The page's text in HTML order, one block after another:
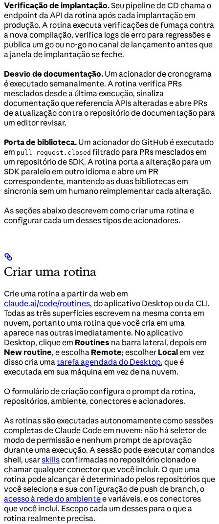
Verificação de implantação.Seu pipeline de CD chama o
endpoint da API da rotina após cada implantação em
produção. A rotina executa verificações de fumaça contra
a nova compilação, verifica logs de erro para regressões e
publica um go ou no-go no canal de lançamento antes que
a janela de implantação se feche.
Desvio de documentação. Um acionador de cronograma
é executado semanalmente. A rotina verifica PRs
mesclados desde a última execução, sinaliza
documentação que referencia APIs alteradas e abre PRs
de atualização contra o repositório de documentação para
um editor revisar.
Porta de biblioteca. Um acionador do GitHub é executado
em pull_request.closed filtrado para PRs mesclados em
um repositório de SDK. A rotina porta a alteração para um
SDK paralelo em outro idioma e abre um PR
correspondente, mantendo as duas bibliotecas em
sincronia sem um humano reimplementar cada alteração.
As seções abaixo descrevem como criar uma rotina e
configurar cada um desses tipos de acionadores.
Criar uma rotina
Crie uma rotina a partir da web em
claude.ai/code/routines, do aplicativo Desktop ou da CLI.
Todas as três superfícies escrevem na mesma conta em
nuvem, portanto uma rotina que você cria em uma
aparece nas outras imediatamente. No aplicativo
Desktop, clique em Routines na barra lateral, depois em
New routine, e escolha Remote; escolher Localem vez
disso cria umatarefa agendada do Desktop, que é
executada em sua máquina em vez de na nuvem.
O formulário de criação configura o prompt da rotina,
repositórios, ambiente, conectores e acionadores.
As rotinas são executadas autonomamente como sessões
completas de Claude Code em nuvem: não há seletor de
modo de permissão e nenhum prompt de aprovação
durante uma execução. A sessão pode executar comandos
shell, usarskillsconfirmadas no repositório clonado e
chamar qualquer conector que você incluir. O que uma
rotina pode alcançar é determinado pelos repositórios que
você seleciona e sua configuração de push de branch, o
acesso à rede do ambientee variáveis, e os conectores
que você inclui. Escopo cada um desses para o que a
rotina realmente precisa.